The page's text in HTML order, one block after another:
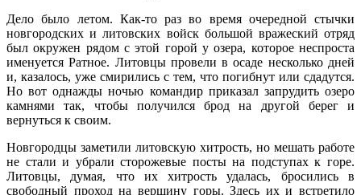
Дело было летом. Как-то раз во время очередной стычки
новгородских и литовских войск большой вражеский отряд
был окружен рядом с этой горой у озера, которое неспроста
именуется Ратное. Литовцы провели в осаде несколько дней
и, казалось, уже смирились с тем, что погибнут или сдадутся.
Но вот однажды ночью командир приказал запрудить озеро
камнями так, чтобы получился брод на другой берег и
вернуться к своим.
Новгородцы заметили литовскую хитрость, но мешать работе
не стали и убрали сторожевые посты на подступах к горе.
Литовцы, думая, что их хитрость удалась, бросились в
свободный проход на вершину горы. Здесь их и встретило